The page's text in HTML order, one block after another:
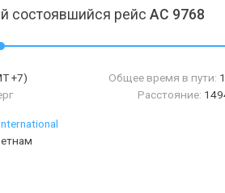
состоявшийся рейс AC 9768
+7)
Общее время в пути:
Расстояние: